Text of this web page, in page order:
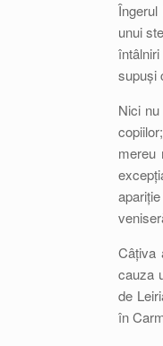
unui
supuși
Nici
mereu
Câțiva
cauza
de
în